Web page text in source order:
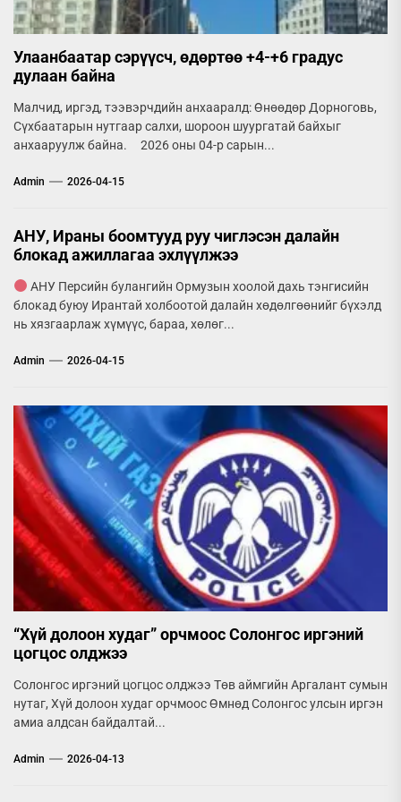
Улаанбаатар сэрүүсч, өдөртөө +4-+6 градус
дулаан байна
Малчид, иргэд, тээвэрчдийн анхааралд: Өнөөдөр Дорноговь,
Сүхбаатарын нутгаар салхи, шороон шуургатай байхыг
анхааруулж байна. 2026 оны 04-р сарын...
Admin 2026-04-15
АНУ, Ираны боомтууд руу чиглэсэн далайн
блокад ажиллагаа эхлүүлжээ
АНУ Персийн булангийн Ормузын хоолой дахь тэнгисийн
блокад буюу Ирантай холбоотой далайн хөдөлгөөнийг бүхэлд
нь хязгаарлаж хүмүүс, бараа, хөлөг...
Admin 2026-04-15
“Хүй долоон худаг” орчмоос Солонгос иргэний
цогцос олджээ
Солонгос иргэний цогцос олджээ Төв аймгийн Аргалант сумын
нутаг, Хүй долоон худаг орчмоос Өмнөд Солонгос улсын иргэн
амиа алдсан байдалтай...
Admin 2026-04-13